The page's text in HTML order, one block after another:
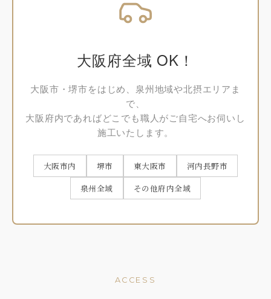
大阪府全域 OK！
大阪市・堺市をはじめ、泉州地域や北摂エリアま
で、
大阪府内であればどこでも職人がご自宅へお伺いし
施工いたします。
大阪市内 堺市 東大阪市
河内長野市
泉州全域
その他府内全域
ACCESS